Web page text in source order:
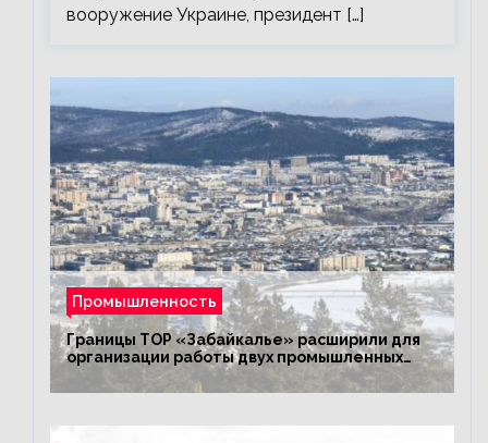
вооружение Украине, президент […]
Промышленность
Границы ТОР «Забайкалье» расширили для
организации работы двух промышленных
предприятий